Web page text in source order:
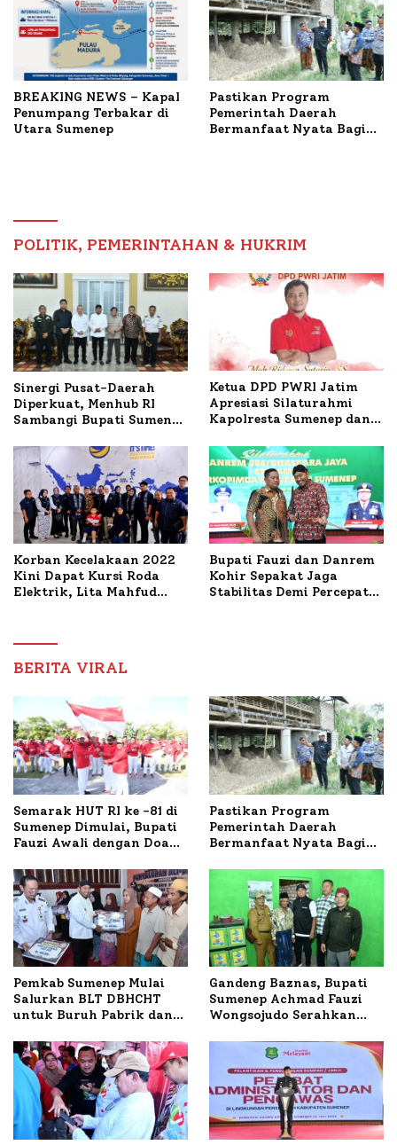
BREAKING NEWS – Kapal
Penumpang Terbakar di
Utara Sumenep
Pastikan Program
Pemerintah Daerah
Bermanfaat Nyata Bagi
POLITIK, PEMERINTAHAN & HUKRIM
Sinergi Pusat-Daerah
Diperkuat, Menhub RI
Sambangi Bupati Sumenep
Mutiara Sentosa II
Ketua DPD PWRI Jatim
Apresiasi Silaturahmi
Kapolresta Sumenep dan
Ideal Polri-Pers
Korban Kecelakaan 2022
Kini Dapat Kursi Roda
Elektrik, Lita Mahfud
Nabil
Bupati Fauzi dan Danrem
Kohir Sepakat Jaga
Stabilitas Demi Percepat
BERITA VIRAL
Semarak HUT RI ke -81 di
Sumenep Dimulai, Bupati
Fauzi Awali dengan Doa
Terbakar
Pastikan Program
Pemerintah Daerah
Bermanfaat Nyata Bagi
Sumenep Tinjau Langsung
Budidaya Lele dan Ayam
Petelur di Desa Bataal
Timur
Pemkab Sumenep Mulai
Salurkan BLT DBHCHT
untuk Buruh Pabrik dan
Gandeng Baznas, Bupati
Sumenep Achmad Fauzi
Wongsojudo Serahkan
Dua Kecamatan